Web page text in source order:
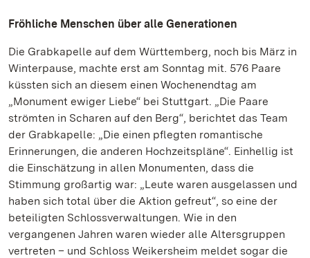
Fröhliche Menschen über alle Generationen
Die Grabkapelle auf dem Württemberg, noch bis März in
Winterpause, machte erst am Sonntag mit. 576 Paare
küssten sich an diesem einen Wochenendtag am
„Monument ewiger Liebe“ bei Stuttgart. „Die Paare
strömten in Scharen auf den Berg“, berichtet das Team
der Grabkapelle: „Die einen pflegten romantische
Erinnerungen, die anderen Hochzeitspläne“. Einhellig ist
die Einschätzung in allen Monumenten, dass die
Stimmung großartig war: „Leute waren ausgelassen und
haben sich total über die Aktion gefreut“, so eine der
beteiligten Schlossverwaltungen. Wie in den
vergangenen Jahren waren wieder alle Altersgruppen
vertreten – und Schloss Weikersheim meldet sogar die